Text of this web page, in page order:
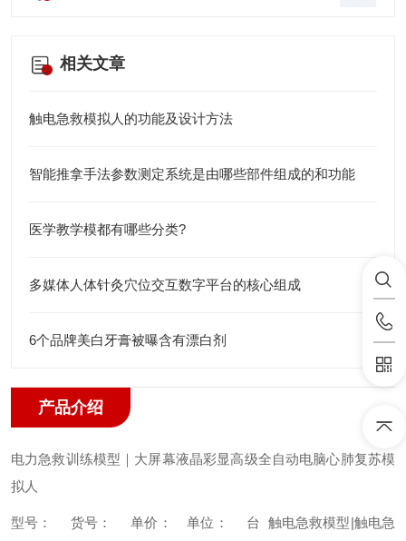
相关文章
触电急救模拟人的功能及设计方法
智能推拿手法参数测定系统是由哪些部件组成的和功能
医学教学模都有哪些分类?
多媒体人体针灸穴位交互数字平台的核心组成
6个品牌美白牙膏被曝含有漂白剂
产品介绍
电力急救训练模型｜大屏幕液晶彩显高级全自动电脑心肺复苏模
拟人
型号：货号：单价：单位： 台 触电急救模型|触电急